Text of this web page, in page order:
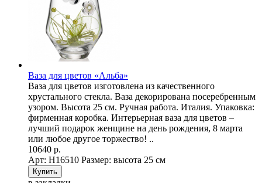
Ваза для цветов «Альба»
Ваза для цветов изготовлена из качественного
хрустального стекла. Ваза декорирована посеребренным
узором. Высота 25 см. Ручная работа. Италия. Упаковка:
фирменная коробка. Интерьерная ваза для цветов –
лучший подарок женщине на день рождения, 8 марта
или любое другое торжество! ..
10640 р.
Арт: Н16510 Размер: высота 25 см